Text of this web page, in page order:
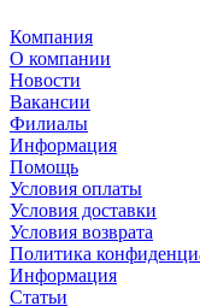
Компания
О компании
Новости
Вакансии
Филиалы
Информация
Помощь
Условия оплаты
Условия доставки
Условия возврата
Политика
Информация
Статьи